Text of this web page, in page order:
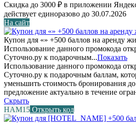
Скидка до 3000 ₽ в приложении
действует единоразово до 30.07.2026
На сайт
Купон для «» +500 баллов на аренду
Использование данного промокода
Суточно.ру к подарочным...Показать
Использование данного промокода
Суточно.ру к подарочным баллам,
уменьшить стоимость бронирования
предложение актуально в течение
Скрыть
НАМ15 Открыть код